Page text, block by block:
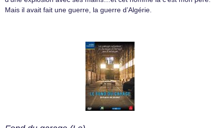
Mais il avait fait une guerre, la guerre d’Algérie.